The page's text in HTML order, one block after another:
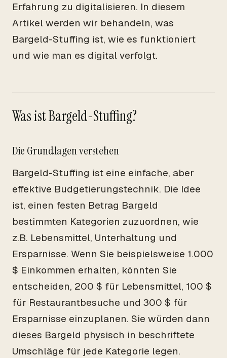
Erfahrung zu digitalisieren. In diesem
Artikel werden wir behandeln, was
Bargeld-Stuffing ist, wie es funktioniert
und wie man es digital verfolgt.
Was ist Bargeld-Stuffing?
Die Grundlagen verstehen
Bargeld-Stuffing ist eine einfache, aber
effektive Budgetierungstechnik. Die Idee
ist, einen festen Betrag Bargeld
bestimmten Kategorien zuzuordnen, wie
z.B. Lebensmittel, Unterhaltung und
Ersparnisse. Wenn Sie beispielsweise 1.000
$ Einkommen erhalten, könnten Sie
entscheiden, 200 $ für Lebensmittel, 100 $
für Restaurantbesuche und 300 $ für
Ersparnisse einzuplanen. Sie würden dann
dieses Bargeld physisch in beschriftete
Umschläge für jede Kategorie legen.